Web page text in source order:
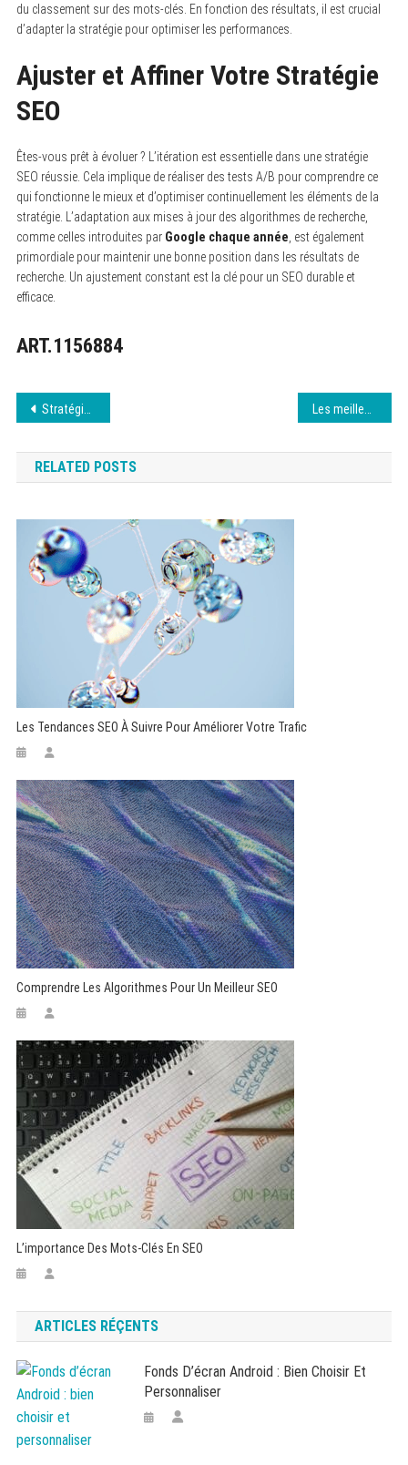
du classement sur des mots-clés. En fonction des résultats, il est crucial
d’adapter la stratégie pour optimiser les performances.
Ajuster et Affiner Votre Stratégie
SEO
Êtes-vous prêt à évoluer ? L’itération est essentielle dans une stratégie
SEO réussie. Cela implique de réaliser des tests A/B pour comprendre ce
qui fonctionne le mieux et d’optimiser continuellement les éléments de la
stratégie. L’adaptation aux mises à jour des algorithmes de recherche,
comme celles introduites par Google chaque année , est également
primordiale pour maintenir une bonne position dans les résultats de
recherche. Un ajustement constant est la clé pour un SEO durable et
efficace.
ART.1156884
Navigation
de
l’article
Stratégies SEA : maximiser votre visibilité en ligne
RELATED POSTS
Les Tendances SEO À Suivre Pour Améliorer Votre Trafic
Comprendre Les Algorithmes Pour Un Meilleur SEO
L’importance Des Mots-Clés En SEO
ARTICLES RÉÇENTS
Fonds D’écran Android : Bien Choisir Et
Personnaliser